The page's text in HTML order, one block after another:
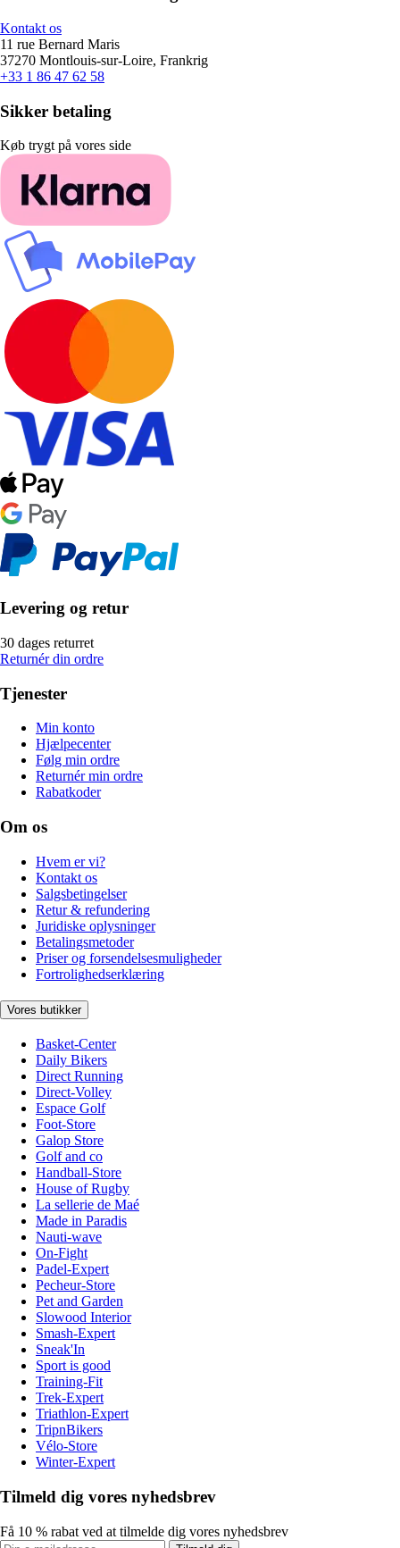
Kontakt os
11 rue Bernard Maris
37270 Montlouis-sur-Loire, Frankrig
+33 1 86 47 62 58
Sikker betaling
Køb trygt på vores side
Levering og retur
30 dages returret
Returnér din ordre
Tjenester
Min konto
Hjælpecenter
Følg min ordre
Returnér min ordre
Rabatkoder
Om os
Hvem er vi?
Kontakt os
Salgsbetingelser
Retur & refundering
Juridiske oplysninger
Betalingsmetoder
Priser og forsendelsesmuligheder
Fortrolighedserklæring
Vores butikker
Basket-Center
Daily Bikers
Direct Running
Direct-Volley
Espace Golf
Foot-Store
Galop Store
Golf and co
Handball-Store
House of Rugby
La sellerie de Maé
Made in Paradis
Nauti-wave
On-Fight
Padel-Expert
Pecheur-Store
Pet and Garden
Slowood Interior
Smash-Expert
Sneak'In
Sport is good
Training-Fit
Trek-Expert
Triathlon-Expert
TripnBikers
Vélo-Store
Winter-Expert
Tilmeld dig vores nyhedsbrev
Få 10 % rabat ved at tilmelde dig vores nyhedsbrev